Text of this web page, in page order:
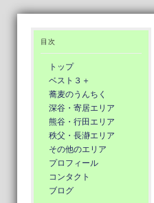
目次
トップ
ベスト３＋
蕎麦のうんちく
深谷・寄居エリア
熊谷・行田エリア
秩父・長瀞エリア
その他のエリア
プロフィール
コンタクト
ブログ